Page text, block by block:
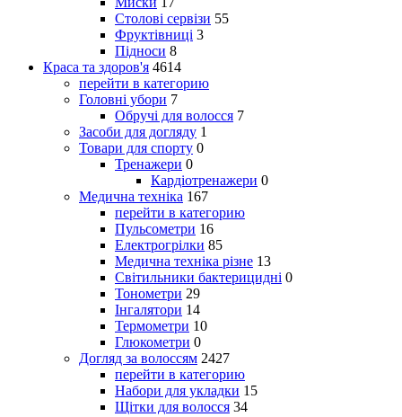
Столові сервізи 55
Фруктівниці 3
Підноси 8
Краса та здоров'я 4614
перейти в категорию
Головні убори 7
Обручі для волосся 7
Засоби для догляду 1
Товари для спорту 0
Тренажери 0
Кардіотренажери 0
Медична техніка 167
перейти в категорию
Пульсометри 16
Електрогрілки 85
Медична техніка різне 13
Світильники бактерицидні 0
Тонометри 29
Інгалятори 14
Термометри 10
Глюкометри 0
Догляд за волоссям 2427
перейти в категорию
Набори для укладки 15
Щітки для волосся 34